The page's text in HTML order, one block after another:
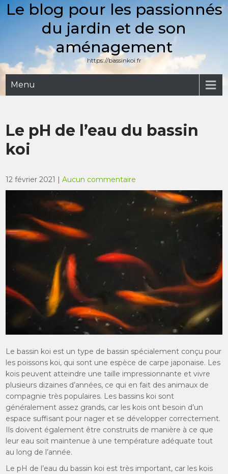
SkipLe blog pour les passionnés
du jardin et de son
aménagement
https://bassinkoi.fr
Menu
Le pH de l’eau du bassin
koi
12 février 2021 |Aucun commentaire
Le bassin koi est un type de bassin spécialement conçu pour
les poissons koi, qui sont une espèce de carpe japonaise. Les
kois peuvent atteindre une taille impressionnante et vivre
plusieurs dizaines d’années, ce qui en fait des animaux de
compagnie très populaires. Les bassins koi sont
généralement assez grands, car les kois ont besoin d’un
espace suffisant pour nager et se développer correctement.
Ils doivent également être construits de manière à ce que
leur eau soit maintenue à une température adéquate tout
au long de l’année.
Le pH de l’eau du bassin koi est très important, car les kois